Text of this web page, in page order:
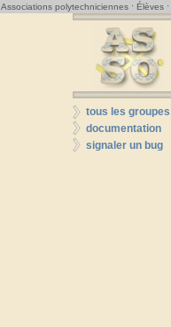
Associations polytechniciennes · Élèves ·
tous les groupes
documentation
signaler un bug